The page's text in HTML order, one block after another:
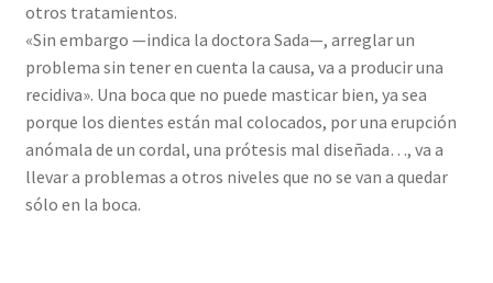
otros tratamientos.
«Sin embargo —indica la doctora Sada—, arreglar un
problema sin tener en cuenta la causa, va a producir una
recidiva». Una boca que no puede masticar bien, ya sea
porque los dientes están mal colocados, por una erupción
anómala de un cordal, una prótesis mal diseñada…, va a
llevar a problemas a otros niveles que no se van a quedar
sólo en la boca.